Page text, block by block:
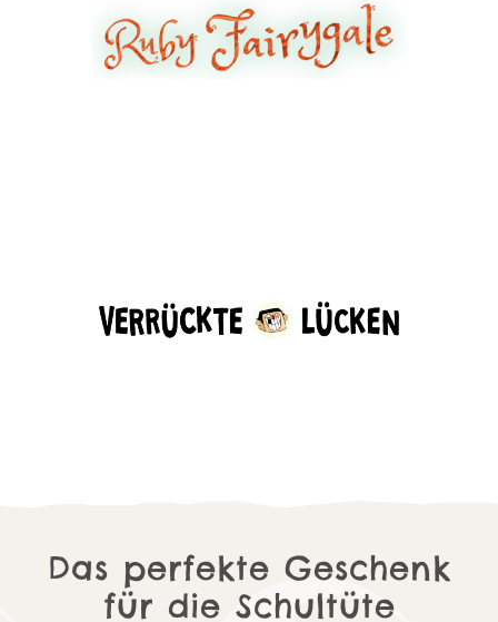
Das perfekte Geschenk
für die Schultüte